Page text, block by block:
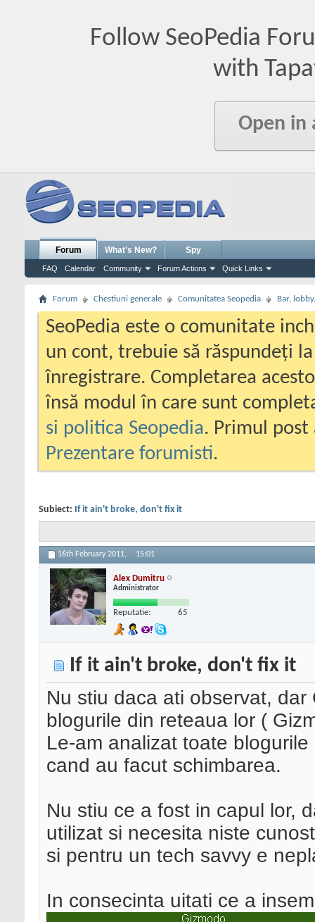
Follow SeoPedia
with
Open in
Forum
FAQ Calendar Community Forum Actions Quick Links
What's New? Spy
Forum Chestiuni generale Comunitatea Seopedia Bar,
SeoPedia este o comunitate
un cont, trebuie să răspundeți
înregistrare. Completarea
însă modul în care sunt
si politica Seopedia. Primul
Prezentare forumisti.
Subiect: If it ain't broke, don't fix it
16th February 2011, 15:01
Alex Dumitru
Administrator
Reputatie: 65
If it ain't broke, don't fix it
Nu stiu daca ati observat,
blogurile din reteaua lor (
Le-am analizat toate
cand au facut schimbarea.
Nu stiu ce a fost in capul lor,
utilizat si necesita niste
si pentru un tech savvy e
In consecinta uitati ce a